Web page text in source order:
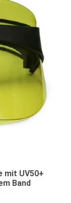
mit UV50+
Band